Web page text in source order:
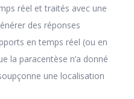
réel et traités avec une
des réponses
en temps réel (ou en
la paracentèse n’a donné
une localisation